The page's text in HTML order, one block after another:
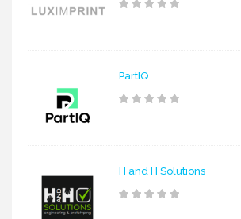
PartIQ
H and H Solutions